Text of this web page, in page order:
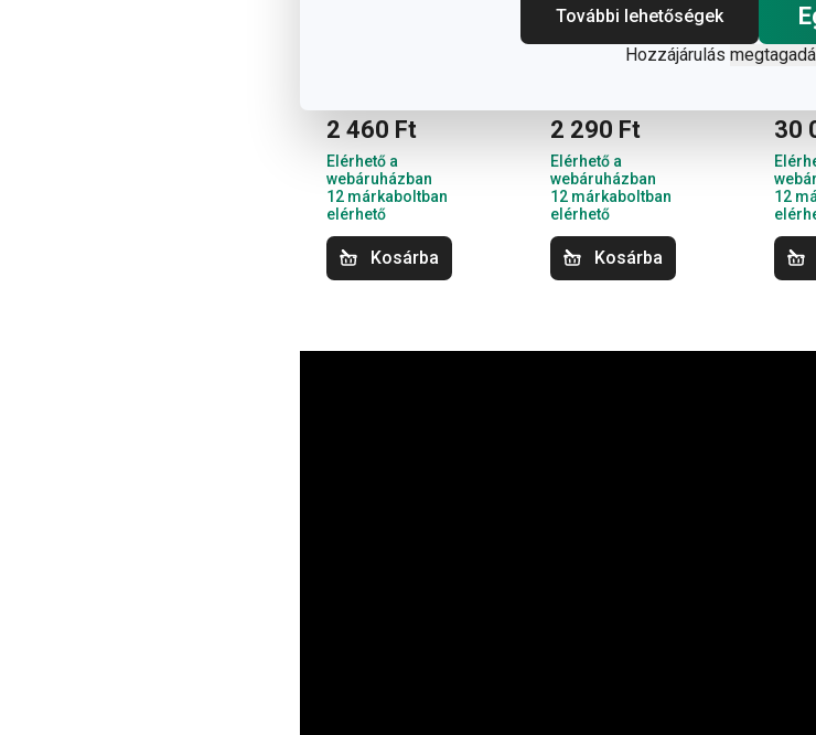
További lehetőségek
Hozzájárulás
2 460 Ft
Elérhető a
webáruházban
12 márkaboltban
elérhető
Kosárba
mélytányér
2 290 Ft
Elérhető a
webáruházban
12 márkaboltban
elérhető
Kosárba
30
12